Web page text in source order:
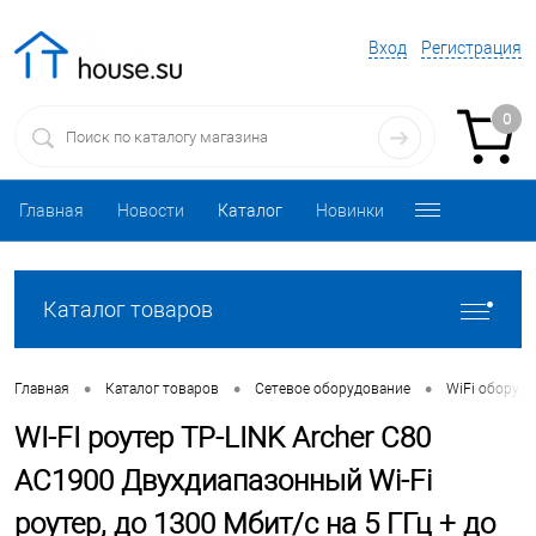
Вход Регистрация
0
Главная Новости Каталог Новинки
Каталог товаров
Главная • Каталог товаров • Сетевое оборудование • WiFi
WI-FI роутер TP-LINK Archer C80
AC1900 Двухдиапазонный Wi-Fi
роутер, до 1300 Мбит/с на 5 ГГц + до